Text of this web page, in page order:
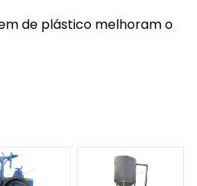
de plástico melhoram o